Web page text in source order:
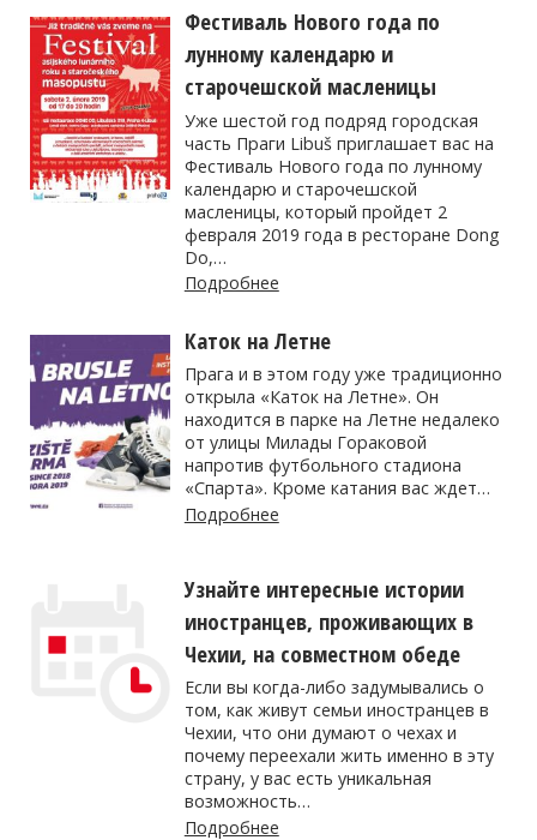
Фестиваль Нового года по
лунному календарю и
старочешской масленицы
Уже шестой год подряд городская
часть Праги Libuš приглашает вас на
Фестиваль Нового года по лунному
календарю и старочешской
масленицы, который пройдет 2
февраля 2019 года в ресторане Dong
Do,…
Подробнее
Каток на Летне
Прага и в этом году уже традиционно
открыла «Каток на Летне». Он
находится в парке на Летне недалеко
от улицы Милады Гораковой
напротив футбольного стадиона
«Спарта». Кроме катания вас ждет…
Подробнее
Узнайте интересные истории
иностранцев, проживающих в
Чехии, на совместном обеде
Если вы когда-либо задумывались о
том, как живут семьи иностранцев в
Чехии, что они думают о чехах и
почему переехали жить именно в эту
страну, у вас есть уникальная
возможность…
Подробнее